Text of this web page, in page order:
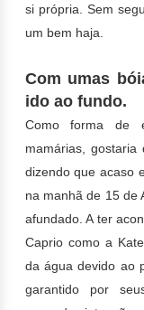
si própria. Sem
um bem haja.
Com umas
ido ao fundo.
Como forma de
mamárias,
dizendo que acaso
na manhã de 15 de
afundado. A ter
Caprio como a
da água devido ao
garantido por